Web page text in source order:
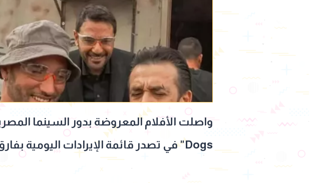
Dogs" في تصدر قائمة الإيرادات اليومية بفارق كبير عن باقي الأعمال المشاركة في الموسم.